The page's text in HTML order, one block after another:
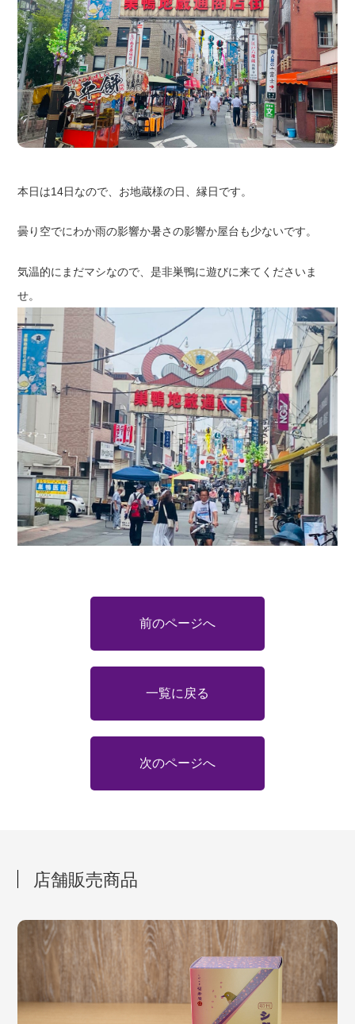
本日は14日なので、お地蔵様の日、縁日です。
曇り空でにわか雨の影響か暑さの影響か屋台も少ないです。
気温的にまだマシなので、是非巣鴨に遊びに来てくださいま
せ。
前のページへ
一覧に戻る
次のページへ
店舗販売商品